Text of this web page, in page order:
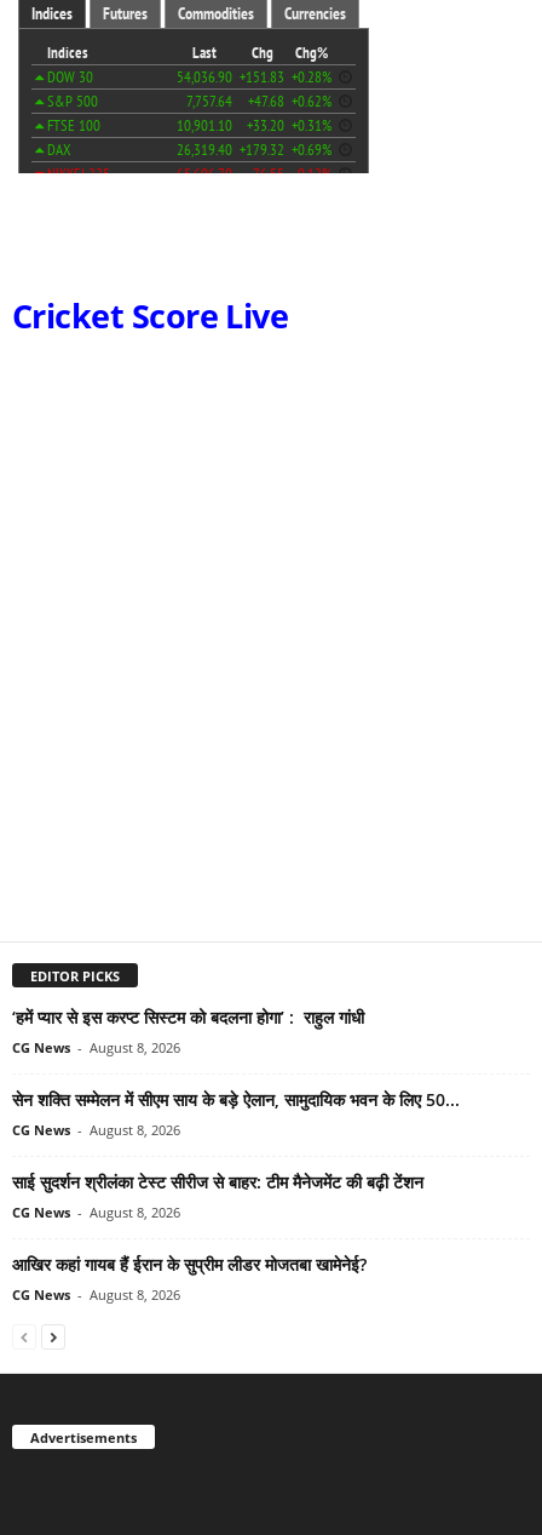
Cricket Score Live
EDITOR PICKS
‘हमें प्यार से इस करप्ट सिस्टम को बदलना होगा’ : राहुल गांधी
CG News - August 8, 2026
सेन शक्ति सम्मेलन में सीएम साय के बड़े ऐलान, सामुदायिक भवन के लिए 50...
CG News - August 8, 2026
साई सुदर्शन श्रीलंका टेस्ट सीरीज से बाहर: टीम मैनेजमेंट की बढ़ी टेंशन
CG News - August 8, 2026
आखिर कहां गायब हैं ईरान के सुप्रीम लीडर मोजतबा खामेनेई?
CG News - August 8, 2026
Advertisements